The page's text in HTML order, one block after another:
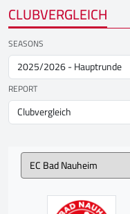
CLUBVERGLEICH
SEASONS
REPORT